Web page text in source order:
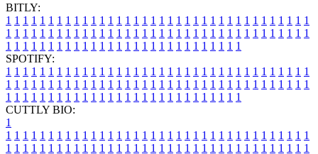
BITLY:
1 1 1 1 1 1 1 1 1 1 1 1 1 1 1 1 1 1 1 1 1 1 1 1 1 1 1 1 1 1 1 1 1 1 1 1
1 1 1 1 1 1 1 1 1 1 1 1 1 1 1 1 1 1 1 1 1 1 1 1 1 1 1 1 1 1 1 1 1 1 1 1
1 1 1 1 1 1 1 1 1 1 1 1 1 1 1 1 1 1 1 1 1 1 1 1 1 1 1 1
SPOTIFY:
1 1 1 1 1 1 1 1 1 1 1 1 1 1 1 1 1 1 1 1 1 1 1 1 1 1 1 1 1 1 1 1 1 1 1 1
1 1 1 1 1 1 1 1 1 1 1 1 1 1 1 1 1 1 1 1 1 1 1 1 1 1 1 1 1 1 1 1 1 1 1 1
1 1 1 1 1 1 1 1 1 1 1 1 1 1 1 1 1 1 1 1 1 1 1 1 1 1 1 1
CUTTLY BIO:
1
1 1 1 1 1 1 1 1 1 1 1 1 1 1 1 1 1 1 1 1 1 1 1 1 1 1 1 1 1 1 1 1 1 1 1 1
1 1 1 1 1 1 1 1 1 1 1 1 1 1 1 1 1 1 1 1 1 1 1 1 1 1 1 1 1 1 1 1 1 1 1 1